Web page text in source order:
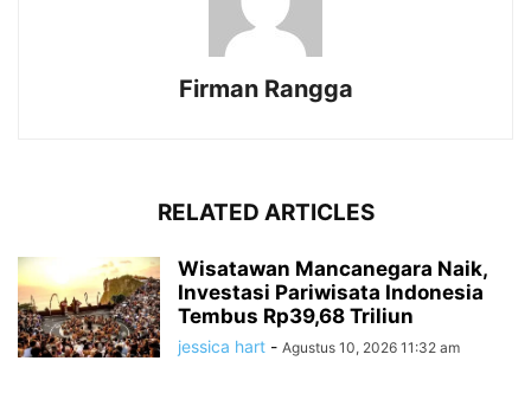
Firman Rangga
RELATED ARTICLES
Wisatawan Mancanegara Naik,
Investasi Pariwisata Indonesia
Tembus Rp39,68 Triliun
jessica hart - Agustus 10, 2026 11:32 am